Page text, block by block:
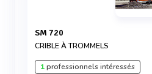
SM 720
CRIBLE À TROMMELS
1professionnels intéressés